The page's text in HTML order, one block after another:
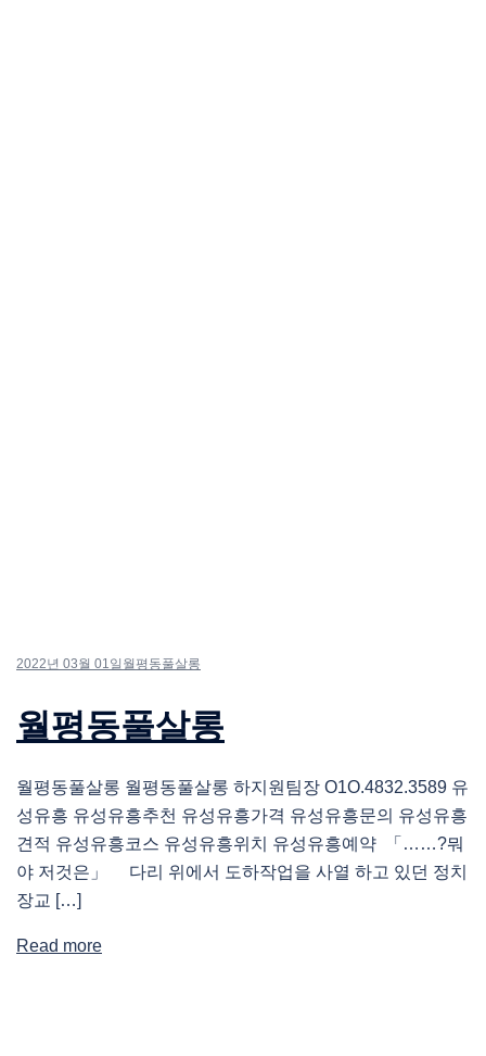
2022년 03월 01일 월평동풀살롱
월평동풀살롱
월평동풀살롱 월평동풀살롱 하지원팀장 O1O.4832.3589 유
성유흥 유성유흥추천 유성유흥가격 유성유흥문의 유성유흥
견적 유성유흥코스 유성유흥위치 유성유흥예약 「……?뭐
야 저것은」 다리 위에서 도하작업을 사열 하고 있던 정치
장교 […]
Read more